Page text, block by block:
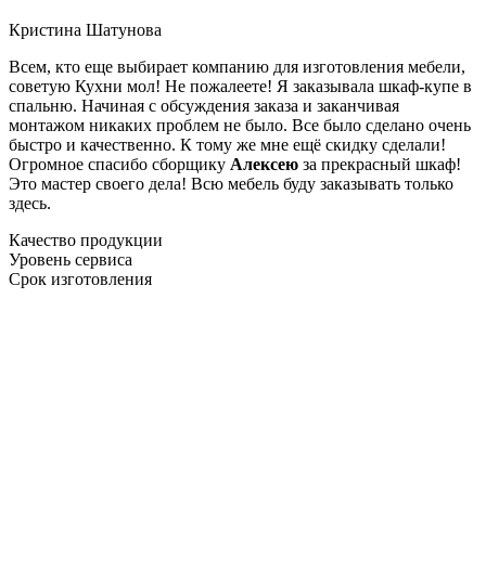
Кристина Шатунова
Всем, кто еще выбирает компанию для изготовления мебели,
советую Кухни мол! Не пожалеете! Я заказывала шкаф-купе в
спальню. Начиная с обсуждения заказа и заканчивая
монтажом никаких проблем не было. Все было сделано очень
быстро и качественно. К тому же мне ещё скидку сделали!
Огромное спасибо сборщику Алексею за прекрасный шкаф!
Это мастер своего дела! Всю мебель буду заказывать только
здесь.
Качество продукции
Уровень сервиса
Срок изготовления